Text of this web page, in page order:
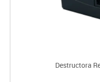
Destructora